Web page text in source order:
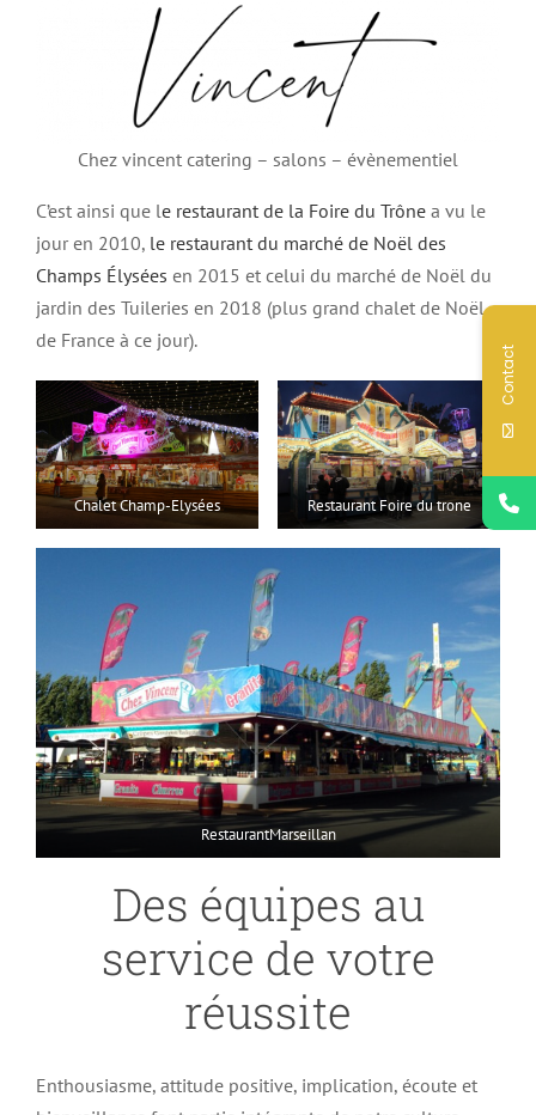
Chez vincent catering – salons – évènementiel
C’est ainsi que le restaurant de la Foire du Trône a vu le
jour en 2010, le restaurant du marché de Noël des
Champs Élysées en 2015 et celui du marché de Noël du
jardin des Tuileries en 2018 (plus grand chalet de Noël
de France à ce jour).
Chalet Champ-Elysées Restaurant Foire du trone
RestaurantMarseillan
Des équipes au
service de votre
réussite
Enthousiasme, attitude positive, implication, écoute et
Contact